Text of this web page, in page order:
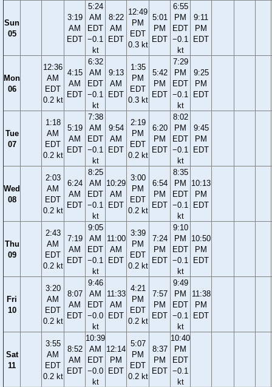
Sun
05
3:19
AM
EDT
5:24
AM
EDT
−0.1
kt
8:22
AM
EDT
12:49
PM
EDT
0.3 kt
5:01
PM
EDT
6:55
PM
EDT
−0.1
kt
9:11
PM
EDT
Mon
06
12:36
AM
EDT
0.2 kt
4:15
AM
EDT
6:32
AM
EDT
−0.1
kt
9:13
AM
EDT
1:35
PM
EDT
0.3 kt
5:42
PM
EDT
7:29
PM
EDT
−0.1
kt
9:25
PM
EDT
Tue
07
1:18
AM
EDT
0.2 kt
5:19
AM
EDT
7:38
AM
EDT
−0.1
kt
9:54
AM
EDT
2:19
PM
EDT
0.2 kt
6:20
PM
EDT
8:02
PM
EDT
−0.1
kt
9:45
PM
EDT
Wed
08
2:03
AM
EDT
0.2 kt
6:24
AM
EDT
8:25
AM
EDT
−0.1
kt
10:29
AM
EDT
3:00
PM
EDT
0.2 kt
6:54
PM
EDT
8:35
PM
EDT
−0.1
kt
10:13
PM
EDT
Thu
09
2:43
AM
EDT
0.2 kt
7:19
AM
EDT
9:05
AM
EDT
−0.1
kt
11:00
AM
EDT
3:39
PM
EDT
0.2 kt
7:24
PM
EDT
9:10
PM
EDT
−0.1
kt
10:50
PM
EDT
Fri
10
3:20
AM
EDT
0.2 kt
8:07
AM
EDT
9:46
AM
EDT
−0.0
kt
11:33
AM
EDT
4:21
PM
EDT
0.2 kt
7:57
PM
EDT
9:49
PM
EDT
−0.1
kt
11:38
PM
EDT
Sat
11
3:55
AM
EDT
0.2 kt
8:52
AM
EDT
10:39
AM
EDT
−0.0
kt
12:14
PM
EDT
5:07
PM
EDT
0.2 kt
8:37
PM
EDT
10:40
PM
EDT
−0.1
kt